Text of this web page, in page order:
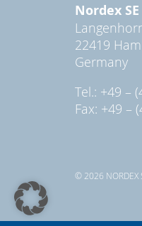
Nordex SE
22419
Germany
Tel.: +49 –
Fax: +49 –
© 2026 NORDEX